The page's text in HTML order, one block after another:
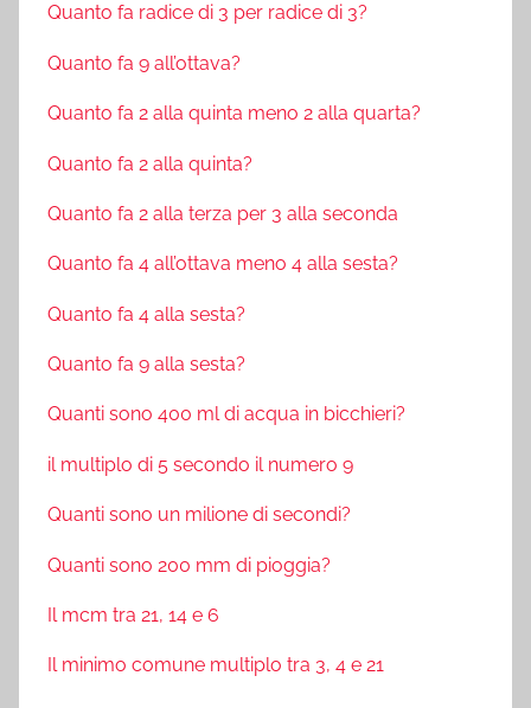
Quanto fa radice di 3 per radice di 3?
Quanto fa 9 all’ottava?
Quanto fa 2 alla quinta meno 2 alla quarta?
Quanto fa 2 alla quinta?
Quanto fa 2 alla terza per 3 alla seconda
Quanto fa 4 all’ottava meno 4 alla sesta?
Quanto fa 4 alla sesta?
Quanto fa 9 alla sesta?
Quanti sono 400 ml di acqua in bicchieri?
il multiplo di 5 secondo il numero 9
Quanti sono un milione di secondi?
Quanti sono 200 mm di pioggia?
Il mcm tra 21, 14 e 6
Il minimo comune multiplo tra 3, 4 e 21